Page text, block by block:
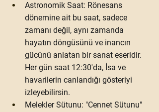
Astronomik Saat: Rönesans
dönemine ait bu saat, sadece
zamanı değil, aynı zamanda
hayatın döngüsünü ve inancın
gücünü anlatan bir sanat eseridir.
Her gün saat 12:30'da, İsa ve
havarilerin canlandığı gösteriyi
izleyebilirsin.
Melekler Sütunu: "Cennet Sütunu"